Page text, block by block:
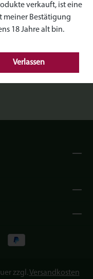
zzgl. Versandkosten
verkauft, ist eine
Bestätigung
18 Jahre alt bin.
Verlassen